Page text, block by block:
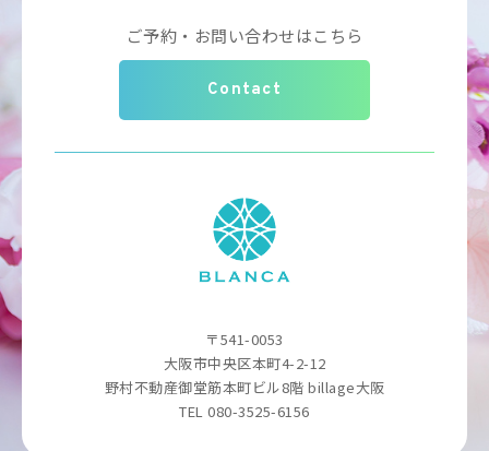
ご予約・お問い合わせはこちら
Contact
〒541-0053
大阪市中央区本町4-2-12
野村不動産御堂筋本町ビル8階 billage大阪
TEL 080-3525-6156